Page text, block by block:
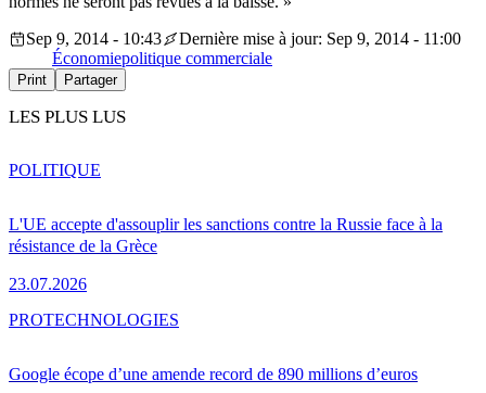
Sep 9, 2014 - 10:43
Dernière mise à jour: Sep 9, 2014 - 11:00
Économiepolitique commerciale
Print Partager
LES PLUS LUS
L'UE accepte d'assouplir les sanctions contre la Russie face à la
résistance de la Grèce
23.07.2026
POLITIQUE
Google écope d’une amende record de 890 millions d’euros
PROTECHNOLOGIES